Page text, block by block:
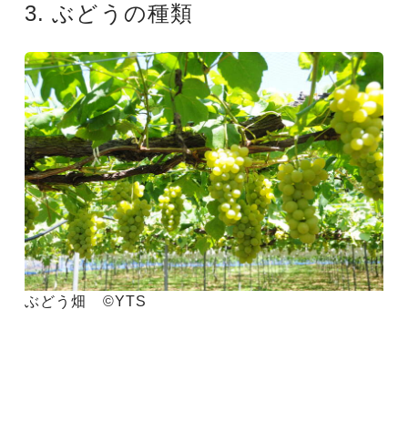
3. ぶどうの種類
ぶどう畑 ©YTS